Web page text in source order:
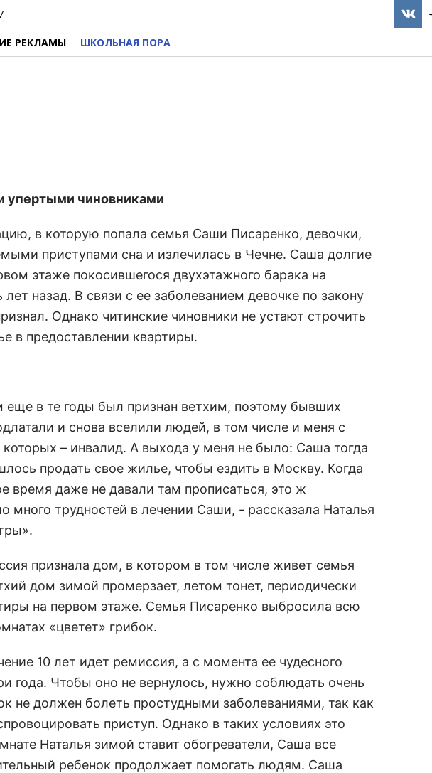
РЕКЛАМЫ ШКОЛЬНАЯ ПОРА
упертыми чиновниками
в которую попала семья Саши Писаренко, девочки,
приступами сна и излечилась в Чечне. Саша долгие
этаже покосившегося двухэтажного барака на
назад. В связи с ее заболеванием девочке по закону
Однако читинские чиновники не устают строчить
в предоставлении квартиры.
еще в те годы был признан ветхим, поэтому бывших
и снова вселили людей, в том числе и меня с
– инвалид. А выхода у меня не было: Саша тогда
продать свое жилье, чтобы ездить в Москву. Когда
время даже не давали там прописаться, это ж
много трудностей в лечении Саши, - рассказала Наталья
признала дом, в котором в том числе живет семья
дом зимой промерзает, летом тонет, периодически
на первом этаже. Семья Писаренко выбросила всю
«цветет» грибок.
10 лет идет ремиссия, а с момента ее чудесного
года. Чтобы оно не вернулось, нужно соблюдать очень
не должен болеть простудными заболеваниями, так как
приступ. Однако в таких условиях это
Наталья зимой ставит обогреватели, Саша все
ребенок продолжает помогать людям. Саша